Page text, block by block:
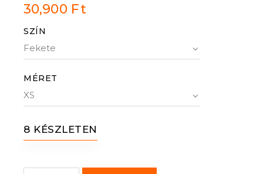
30,900 Ft
SZÍN
MÉRET
8 KÉSZLETEN